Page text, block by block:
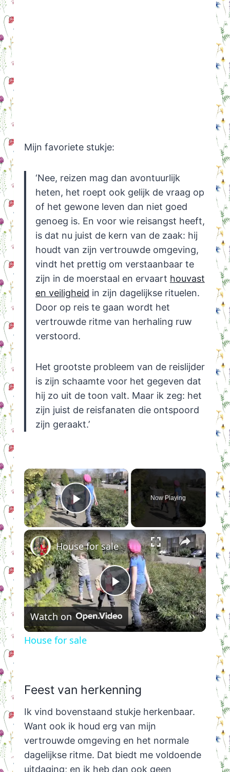
Mijn favoriete stukje:
‘Nee, reizen mag dan avontuurlijk
heten, het roept ook gelijk de vraag op
of het gewone leven dan niet goed
genoeg is. En voor wie reisangst heeft,
is dat nu juist de kern van de zaak: hij
houdt van zijn vertrouwde omgeving,
vindt het prettig om verstaanbaar te
zijn in de moerstaal en ervaart houvast
en veiligheid in zijn dagelijkse rituelen.
Door op reis te gaan wordt het
vertrouwde ritme van herhaling ruw
verstoord.
Het grootste probleem van de reislijder
is zijn schaamte voor het gegeven dat
hij zo uit de toon valt. Maar ik zeg: het
zijn juist de reisfanaten die ontspoord
zijn geraakt.’
×
Play Video
Now Playing
×
Play
Video
House for sale
Watch on
House for sale
Feest van herkenning
Ik vind bovenstaand stukje herkenbaar.
Want ook ik houd erg van mijn
vertrouwde omgeving en het normale
dagelijkse ritme. Dat biedt me voldoende
uitdaging; en ik heb dan ook geen